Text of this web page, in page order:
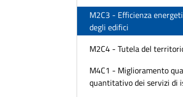
M2C3 - Efficienza
degli edifici
M2C4 - Tutela del
M4C1 - Miglioramento
quantitativo dei servizi di